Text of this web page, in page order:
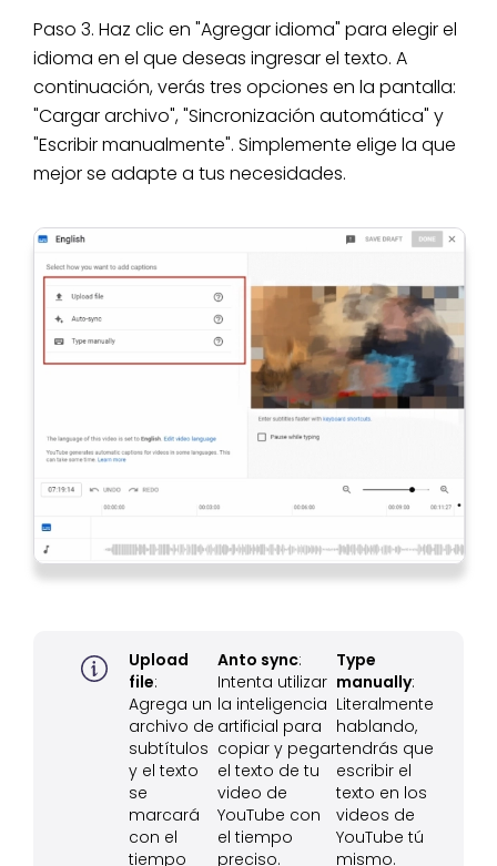
Paso 3. Haz clic en "Agregar idioma" para elegir el
idioma en el que deseas ingresar el texto. A
continuación, verás tres opciones en la pantalla:
"Cargar archivo", "Sincronización automática" y
"Escribir manualmente". Simplemente elige la que
mejor se adapte a tus necesidades.
Upload
file:
Agrega un
archivo de
subtítulos
y el texto
se
marcará
con el
tiempo
Anto sync:
Intenta utilizar
la inteligencia
artificial para
copiar y pegar
el texto de tu
video de
YouTube con
el tiempo
preciso.
Type
manually:
Literalmente
hablando,
tendrás que
escribir el
texto en los
videos de
YouTube tú
mismo.